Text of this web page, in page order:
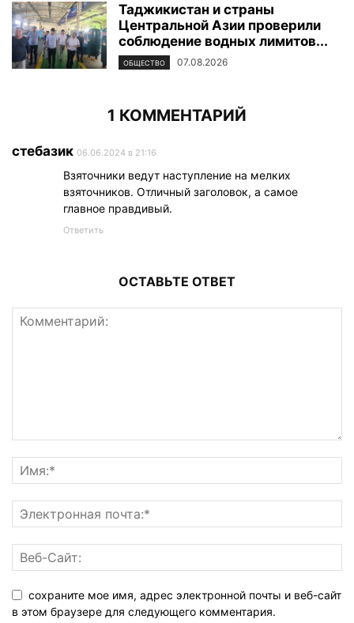
Таджикистан и страны
Центральной Азии проверили
соблюдение водных лимитов...
ОБЩЕСТВО 07.08.2026
1 КОММЕНТАРИЙ
стебазик 06.06.2024 в 21:16
Взяточники ведут наступление на мелких
взяточников. Отличный заголовок, а самое
главное правдивый.
Ответить
ОСТАВЬТЕ ОТВЕТ
сохраните мое имя, адрес электронной почты и веб-сайт
в этом браузере для следующего комментария.